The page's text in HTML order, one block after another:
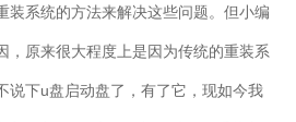
装系统的方法来解决这些问题。但小编
，原来很大程度上是因为传统的重装系
说下u盘启动盘了，有了它，现如今我